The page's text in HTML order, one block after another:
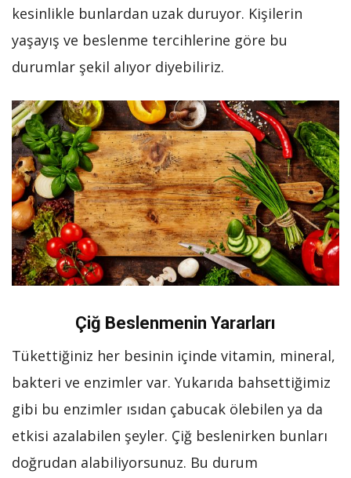
kesinlikle bunlardan uzak duruyor. Kişilerin
yaşayış ve beslenme tercihlerine göre bu
durumlar şekil alıyor diyebiliriz.
Çiğ Beslenmenin Yararları
Tükettiğiniz her besinin içinde vitamin, mineral,
bakteri ve enzimler var. Yukarıda bahsettiğimiz
gibi bu enzimler ısıdan çabucak ölebilen ya da
etkisi azalabilen şeyler. Çiğ beslenirken bunları
doğrudan alabiliyorsunuz. Bu durum